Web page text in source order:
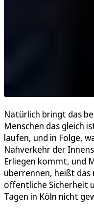
Natürlich bringt das
Menschen das gleich
laufen, und in Folge,
Nahverkehr der
Erliegen kommt, und
überrennen, heißt das
öffentliche Sicherheit
Tagen in Köln nicht